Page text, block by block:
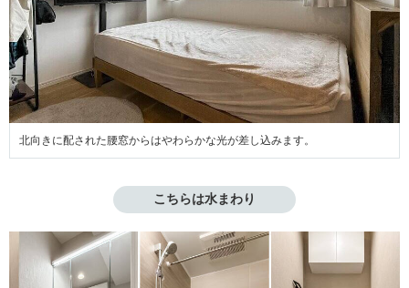
北向きに配された腰窓からはやわらかな光が差し込みます。
こちらは水まわり